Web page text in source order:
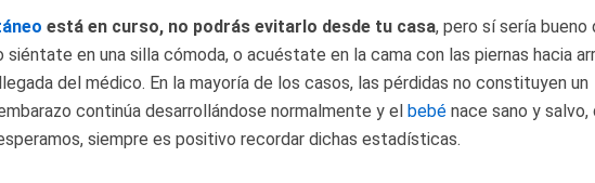
está en curso, no podrás evitarlo desde tu casa, pero sí sería bueno
siéntate en una silla cómoda, o acuéstate en la cama con las piernas hacia
del médico. En la mayoría de los casos, las pérdidas no constituyen un
continúa desarrollándose normalmente y el bebé nace sano y salvo,
siempre es positivo recordar dichas estadísticas.